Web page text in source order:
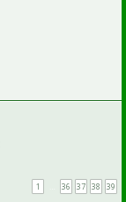
1 36 37 38 39